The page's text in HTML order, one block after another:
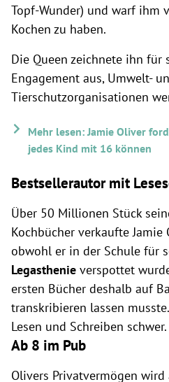
Topf-Wunder) und warf ihm
Kochen zu haben.
Die Queen zeichnete ihn für
Engagement aus, Umwelt-
Tierschutzorganisationen
Mehr lesen: Jamie Oliver
jedes Kind mit 16 können
Bestsellerautor mit
Über 50 Millionen Stück
Kochbücher verkaufte
obwohl er in der Schule für
Legasthenie verspottet
ersten Bücher deshalb auf
transkribieren lassen
Lesen und Schreiben schwer.
Ab 8 im Pub
Olivers Privatvermögen